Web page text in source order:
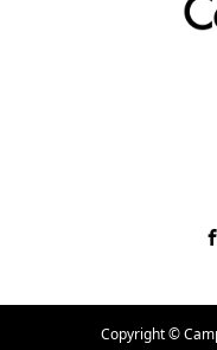
Copyright ©